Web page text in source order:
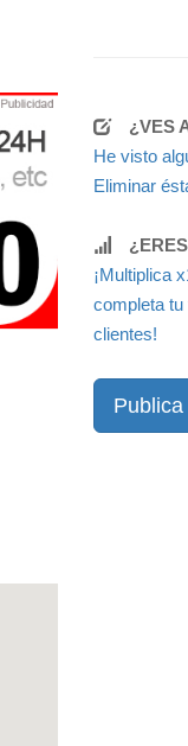
¿VES
He visto
Eliminar
¡Multiplica
completa
clientes!